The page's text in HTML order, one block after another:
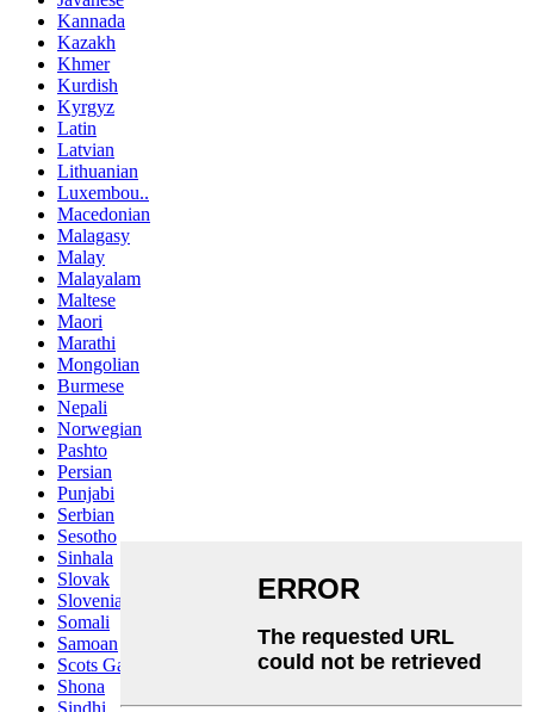
Kannada
Kazakh
Khmer
Kurdish
Kyrgyz
Latin
Latvian
Lithuanian
Luxembou..
Macedonian
Malagasy
Malay
Malayalam
Maltese
Maori
Marathi
Mongolian
Burmese
Nepali
Norwegian
Pashto
Persian
Punjabi
Serbian
Sesotho
Sinhala
Slovak
Slovenian
Somali
Samoan
Scots Gaelic
Shona
Sindhi